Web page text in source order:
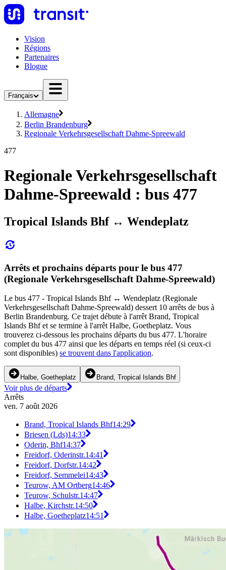
Vision
Régions
Partenaires
Blogue
Français
Allemagne
Berlin Brandenburg
Regionale Verkehrsgesellschaft Dahme-Spreewald
477
Regionale Verkehrsgesellschaft
Dahme-Spreewald : bus 477
Tropical Islands Bhf ↔︎ Wendeplatz
Arrêts et prochains départs pour le bus 477
(Regionale Verkehrsgesellschaft Dahme-Spreewald)
Le bus 477 - Tropical Islands Bhf ↔︎ Wendeplatz (Regionale
Verkehrsgesellschaft Dahme-Spreewald) dessert 10 arrêts de bus à
Berlin Brandenburg. Ce trajet débute à l'arrêt Brand, Tropical
Islands Bhf et se termine à l'arrêt Halbe, Goetheplatz. Vous
trouverez ci-dessous les prochains départs du bus 477. L'horaire
complet du bus 477 ainsi que les départs en temps réel (si ceux-ci
sont disponibles) se trouvent dans l'application.
Halbe, Goetheplatz Brand, Tropical Islands Bhf
Voir plus de départs
Arrêts
ven. 7 août 2026
Brand, Tropical Islands Bhf14:29
Briesen (Lds)14:33
Oderin, Bhf14:37
Freidorf, Oderinstr.14:41
Freidorf, Dorfstr.14:42
Freidorf, Semmelei14:43
Teurow, AM Ortberg14:46
Teurow, Schulstr.14:47
Halbe, Kirchstr.14:50
Halbe, Goetheplatz14:51